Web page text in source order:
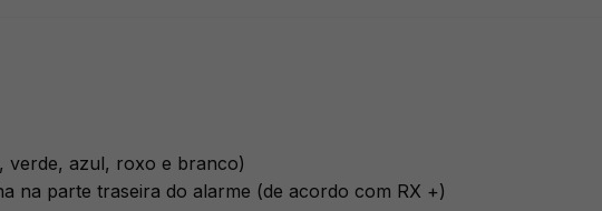
verde, azul, roxo e branco)
na parte traseira do alarme (de acordo com RX +)